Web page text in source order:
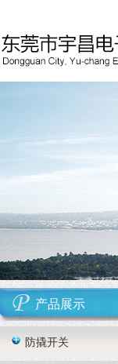
产品展示
防撬开关